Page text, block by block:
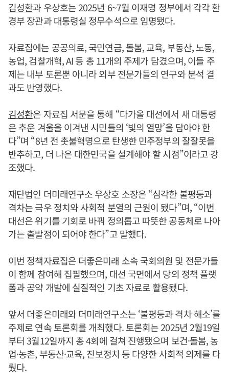
김성환과 우상호는 2025년 6~7월 이재명 정부에서 각각 환
경부 장관과 대통령실 정무수석으로 임명됐다.
자료집에는 공공의료, 국민연금, 돌봄, 교육, 부동산, 노동,
농업, 검찰개혁, AI 등 총 11개의 주제가 담겼으며, 이들 주
제는 내부 토론뿐 아니라 외부 전문가들의 연구와 분석 결
과도 반영했다.
김성환은 자료집 서문을 통해 “다가올 대선에서 새 대통령
은 추운 겨울을 이겨낸 시민들의 ‘빛의 열망’을 담아야 한
다”며 “8년 전 촛불혁명으로 탄생한 민주정부의 잘잘못을
반추하고, 더 나은 대한민국을 설계해야 할 시점”이라고 강
조했다.
재단법인 더미래연구소 우상호 소장은 “심각한 불평등과
격차는 극우 정치와 사회적 분열의 근원이 됐다”며, “이번
대선은 위기를 기회로 바꿔 정의롭고 따뜻한 공동체로 나아
가는 출발점이 되어야 한다”고 말했다.
이번 정책자료집은 더좋은미래 소속 국회의원 및 전문가들
이 함께 참여해 집필했으며, 대선 국면에서 당의 정책 플랫
폼과 공약 개발에 실질적인 기초 자료로 활용됐다.
앞서 더좋은미래와 더미래연구소는 ‘불평등과 격차 해소’를
주제로 연속 토론회를 개최했다. 토론회는 2025년 2월19일
부터 3월12일까지 총 4회에 걸쳐 진행됐으며 보건·돌봄, 농
업·농촌, 부동산·교육, 진보정치 등 다양한 사회적 의제를 다
뤘다.